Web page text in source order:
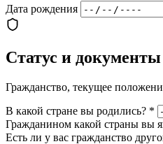
Дата рождения
Статус и документы
Гражданство, текущее
В какой стране вы родились? *
Гражданином какой страны вы
Есть ли у вас гражданство